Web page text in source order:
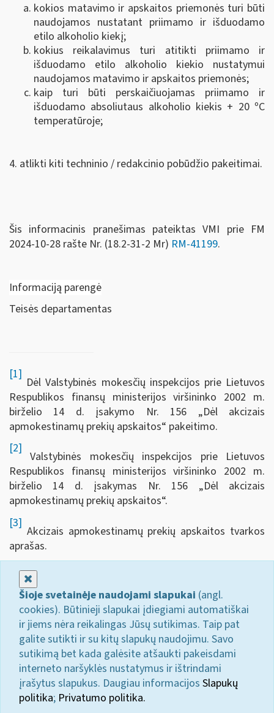
kokios matavimo ir apskaitos priemonės turi būti
naudojamos nustatant priimamo ir išduodamo
etilo alkoholio kiekį;
kokius reikalavimus turi atitikti priimamo ir
išduodamo etilo alkoholio kiekio nustatymui
naudojamos matavimo ir apskaitos priemonės;
kaip turi būti perskaičiuojamas priimamo ir
išduodamo absoliutaus alkoholio kiekis + 20 ºC
temperatūroje;
4. atlikti kiti techninio / redakcinio pobūdžio pakeitimai.
Šis informacinis pranešimas pateiktas VMI prie FM
2024-10-28 rašte Nr. (18.2-31-2 Mr) RM-41199.
Informaciją parengė
Teisės departamentas
[1]
Dėl Valstybinės mokesčių inspekcijos prie Lietuvos
Respublikos finansų ministerijos viršininko 2002 m.
birželio 14 d. įsakymo Nr. 156 „Dėl akcizais
apmokestinamų prekių apskaitos“ pakeitimo.
[2]
Valstybinės mokesčių inspekcijos prie Lietuvos
Respublikos finansų ministerijos viršininko 2002 m.
birželio 14 d. įsakymas Nr. 156 „Dėl akcizais
apmokestinamų prekių apskaitos“.
[3]
Akcizais apmokestinamų prekių apskaitos tvarkos
aprašas.
Šioje svetainėje naudojami slapukai (angl.
cookies). Būtinieji slapukai įdiegiami automatiškai
ir jiems nėra reikalingas Jūsų sutikimas. Taip pat
galite sutikti ir su kitų slapukų naudojimu. Savo
sutikimą bet kada galėsite atšaukti pakeisdami
interneto naršyklės nustatymus ir ištrindami
įrašytus slapukus. Daugiau informacijos Slapukų
politika; Privatumo politika.